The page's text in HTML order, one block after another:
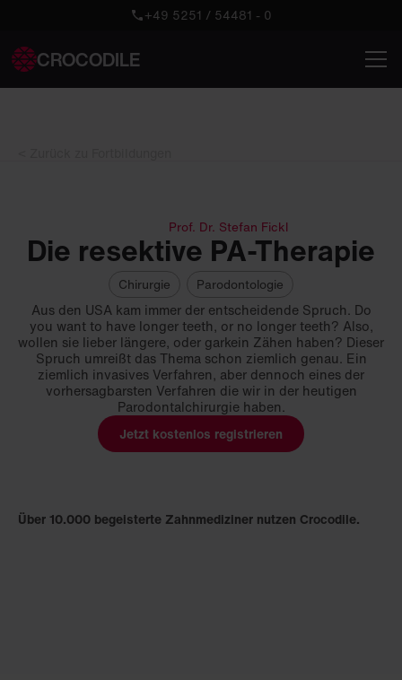
+49 5251 / 54481 - 0
CROCODILE
Prof. Dr. Stefan Fickl
Die resektive PA-Therapie
Chirurgie Parodontologie
Aus den USA kam immer der entscheidende Spruch. Do
you want to have longer teeth, or no longer teeth? Also,
wollen sie lieber längere, oder garkein Zähen haben? Dieser
Spruch umreißt das Thema schon ziemlich genau. Ein
ziemlich invasives Verfahren, aber dennoch eines der
vorhersagbarsten Verfahren die wir in der heutigen
Parodontalchirurgie haben.
Jetzt kostenlos registrieren
Über 10.000 begeisterte Zahnmediziner nutzen Crocodile.